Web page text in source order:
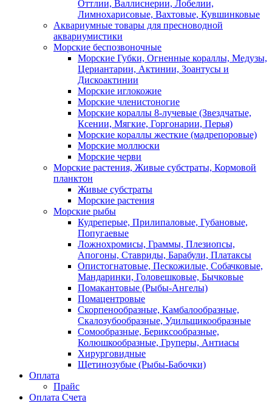
Оттлии, Валлиснерии, Лобелии,
Лимнохарисовые, Вахтовые, Кувшинковые
Аквариумные товары для пресноводной
аквариумистики
Морские беспозвоночные
Морские Губки, Огненные кораллы, Медузы,
Цериантарии, Актинии, Зоантусы и
Дискоактинии
Морские иглокожие
Морские членистоногие
Морские кораллы 8-лучевые (Звездчатые,
Ксении, Мягкие, Горгонарии, Перья)
Морские кораллы жесткие (мадрепоровые)
Морские моллюски
Морские черви
Морские растения, Живые субстраты, Кормовой
планктон
Живые субстраты
Морские растения
Морские рыбы
Кудреперые, Прилипаловые, Губановые,
Попугаевые
Ложнохромисы, Граммы, Плезиопсы,
Апогоны, Ставриды, Барабули, Платаксы
Опистогнатовые, Пескожилые, Собачковые,
Мандаринки, Головешковые, Бычковые
Помакантовые (Рыбы-Ангелы)
Помацентровые
Скорпенообразные, Камбалообразные,
Скалозубообразные, Удильщикообразные
Сомообразные, Бериксообразные,
Колюшкообразные, Груперы, Антиасы
Хирурговидные
Щетинозубые (Рыбы-Бабочки)
Оплата
Прайс
Оплата Счета